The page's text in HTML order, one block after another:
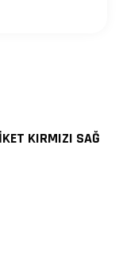
KIRMIZI SAĞ